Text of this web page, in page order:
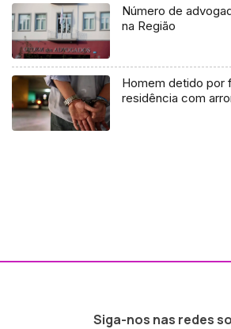
Número de
na Região
Homem detido por
residência com
Siga-nos nas redes